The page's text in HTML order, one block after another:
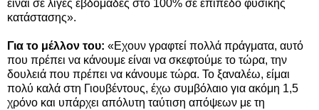
είναι σε λίγες εβδομάδες στο 100% σε επίπεδο φυσικής
κατάστασης».
Για το μέλλον του: «Εχουν γραφτεί πολλά πράγματα, αυτό
που πρέπει να κάνουμε είναι να σκεφτούμε το τώρα, την
δουλειά που πρέπει να κάνουμε τώρα. Το ξαναλέω, είμαι
πολύ καλά στη Γιουβέντους, έχω συμβόλαιο για ακόμη 1,5
χρόνο και υπάρχει απόλυτη ταύτιση απόψεων με τη